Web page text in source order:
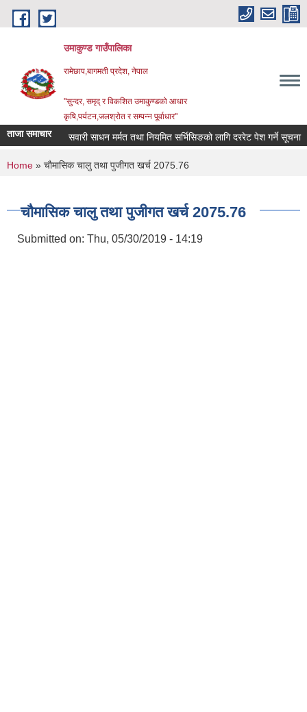
Skip to main content
उमाकुण्ड गाउँपालिका
रामेछाप,बागमती प्रदेश, नेपाल
"सुन्दर, समृद् र विकशित उमाकुण्डको आधार
कृषि,पर्यटन,जलश्रोत र सम्पन्न पूर्वाधार"
ताजा समाचारसवारी साधन मर्मत तथा नियमित सर्भिसिङको लागि दररेट पेश गर्ने सूचना ।
You are here
Home » चाैमासिक चालु तथा पुजीगत खर्च 2075.76
चाैमासिक चालु तथा पुजीगत खर्च 2075.76
Submitted on: Thu, 05/30/2019 - 14:19